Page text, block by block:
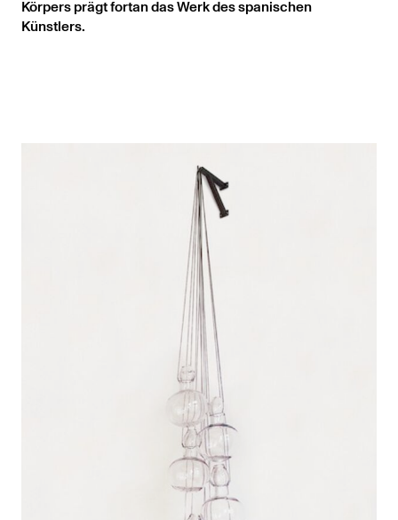
Körpers prägt fortan das Werk des spanischen
Künstlers.